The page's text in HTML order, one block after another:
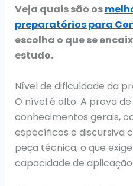
Veja quais são os
preparatórios para
escolha o que se
estudo.
Nível de dificuldade da
O nível é alto. A prova
conhecimentos gerais,
específicos e discursiva
peça técnica, o que
capacidade de